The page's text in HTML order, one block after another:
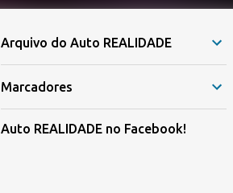
Arquivo do Auto REALIDADE
Marcadores
Auto REALIDADE no Facebook!